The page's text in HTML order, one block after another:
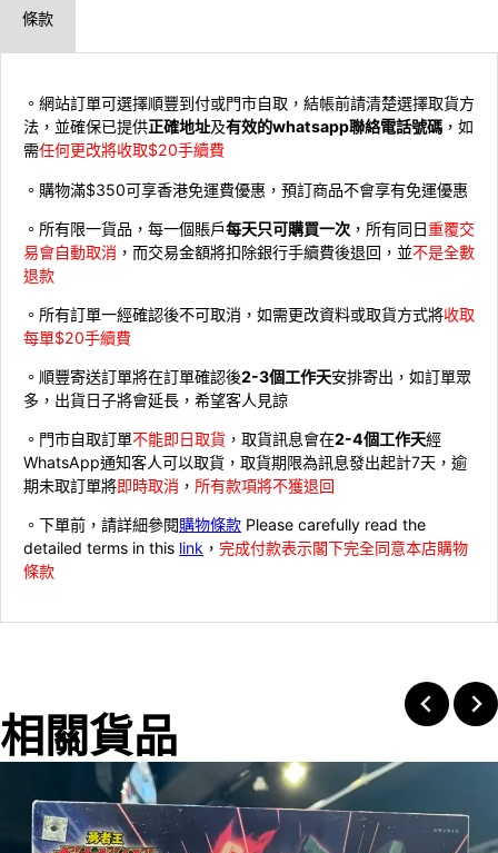
條款
。網站訂單可選擇順豐到付或門市自取，結帳前請清楚選擇取貨方
法，並確保已提供正確地址及有效的whatsapp聯絡電話號碼 ，如
需任何更改將收取$20手續費
。購物滿$350可享香港免運費優惠，預訂商品不會享有免運優惠
。所有限一貨品，每一個賬戶每天只可購買一次 ，所有同日重覆交
易會自動取消 ，而交易金額將扣除銀行手續費後退回，並不是全數
退款
。所有訂單一經確認後不可取消，如需更改資料或取貨方式將收取
每單$20手續費
。順豐寄送訂單將在訂單確認後2-3個工作天安排寄出，如訂單眾
多，出貨日子將會延長，希望客人見諒
。門市自取訂單不能即日取貨 ，取貨訊息會在2-4個工作天經
WhatsApp通知客人可以取貨，取貨期限為訊息發出起計7天，逾
期未取訂單將即時取消 ， 所有款項將不獲退回
。下單前，請詳細參閱購物條款 Please carefully read the
detailed terms in this link ， 完成付款表示閣下完全同意本店購物
條款
相關貨品